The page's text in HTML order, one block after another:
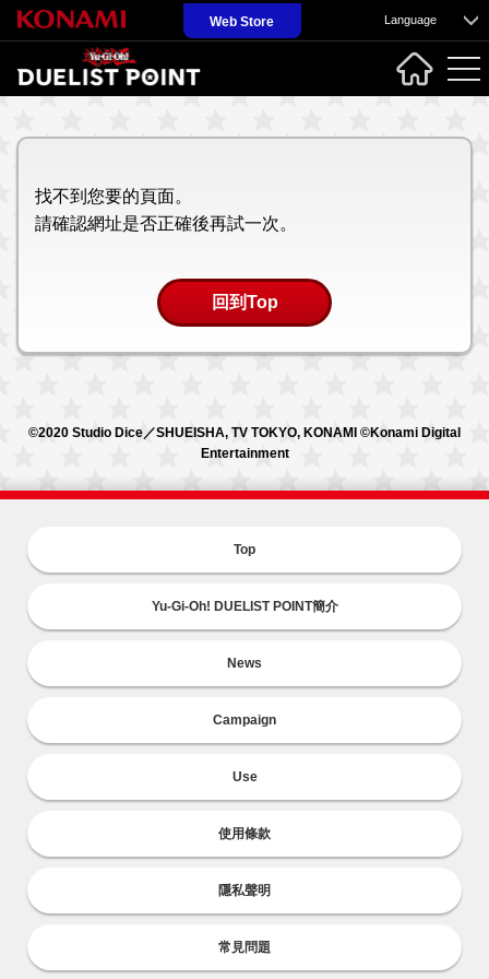
Web Store Language
找不到您要的頁面。
請確認網址是否正確後再試一次。
回到Top
©2020 Studio Dice／SHUEISHA, TV TOKYO, KONAMI ©Konami Digital
Entertainment
Top
Yu-Gi-Oh! DUELIST POINT簡介
News
Campaign
Use
使用條款
隱私聲明
常見問題